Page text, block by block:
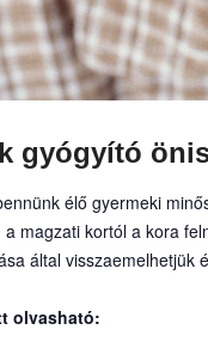
gyógyító
élő gyermeki
magzati kortól a kora
által
olvasható: